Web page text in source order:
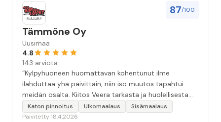
87/100
Tämmöne Oy
Uusimaa
4.8
143 arviota
“Kylpyhuoneen huomattavan kohentunut ilme
ilahduttaa yhä päivittäin, niin iso muutos tapahtui
meidän osalta. Kiitos Veera tarkasta ja huolellisesta
työstä, sekä ystävällisestä palvelusta!”
Katon pinnoitus Ulkomaalaus
Sisämaalaus
Päivitetty 18.4.2026